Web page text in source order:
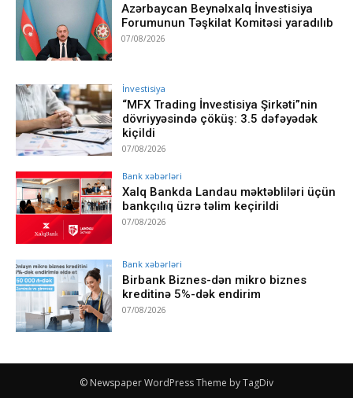
Azərbaycan Beynəlxalq İnvestisiya
Forumunun Təşkilat Komitəsi yaradılıb
07/08/2026
İnvestisiya
“MFX Trading İnvestisiya Şirkəti”nin
dövriyyəsində çöküş: 3.5 dəfəyədək
kiçildi
07/08/2026
Bank xəbərləri
Xalq Bankda Landau məktəbliləri üçün
bankçılıq üzrə təlim keçirildi
07/08/2026
Bank xəbərləri
Birbank Biznes-dən mikro biznes
kreditinə 5%-dək endirim
07/08/2026
© Newspaper WordPress Theme by TagDiv